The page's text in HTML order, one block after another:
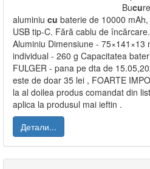
Bucu
aluminiu cu baterie de 10000 mAh,
USB tip-C. Fără cablu de
Aluminiu Dimensiune - 75×141×13
individual - 260 g Capacitatea
FULGER - pana pe dta de
este de doar 35 lei , FOARTE
la al doilea produs comandat din
aplica la produsul mai ieftin .
Детали...